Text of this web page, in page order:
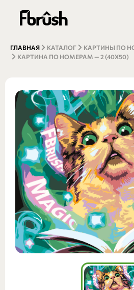
ГЛАВНАЯ КАТАЛОГ КАРТИНЫ ПО
КАРТИНА ПО НОМЕРАМ — 2 (40Х50)